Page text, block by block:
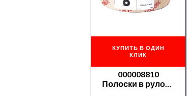
КУПИТЬ В ОДИН
КЛИК
000008810
Полоски в рулоне